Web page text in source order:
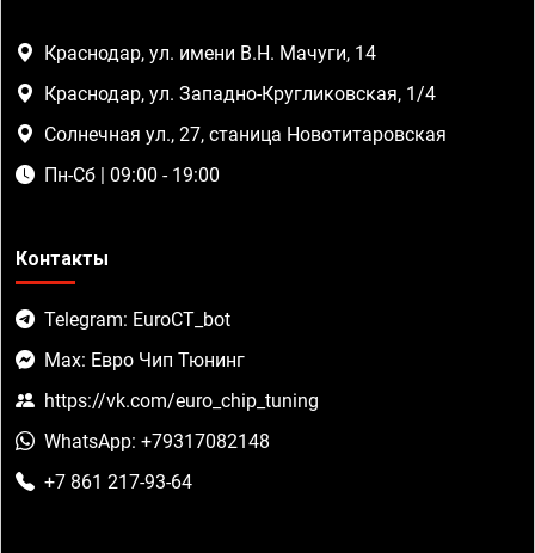
Краснодар, ул. имени В.Н. Мачуги, 14
Краснодар, ул. Западно-Кругликовская, 1/4
Солнечная ул., 27, станица Новотитаровская
Пн-Сб | 09:00 - 19:00
Контакты
Telegram: EuroCT_bot
Max: Евро Чип Тюнинг
https://vk.com/euro_chip_tuning
WhatsApp: +79317082148
+7 861 217-93-64